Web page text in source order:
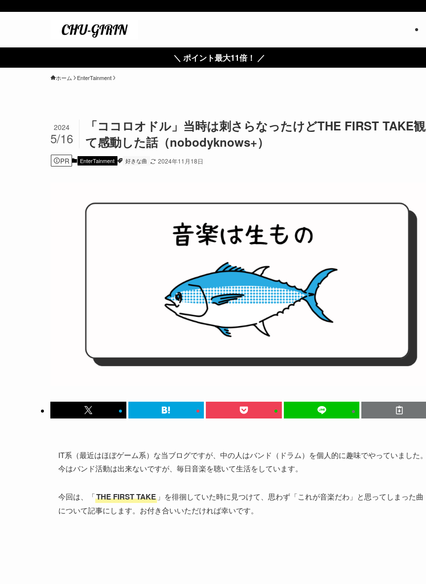
＼ ポイント最大11倍！ ／
ホーム EnterTainment
「ココロオドル」当時は刺さらなったけどTHE FIRST TAKE観
て感動した話（nobodyknows+）
2024
5/16
PR EnterTainment 好きな曲 2024年11月18日
IT系（最近はほぼゲーム系）な当ブログですが、中の人はバンド（ドラム）を個人的に趣味でやっていました。
今はバンド活動は出来ないですが、毎日音楽を聴いて生活をしています。
今回は、「THE FIRST TAKE 」を徘徊していた時に見つけて、思わず「これが音楽だわ」と思ってしまった曲
について記事にします。お付き合いいただければ幸いです。